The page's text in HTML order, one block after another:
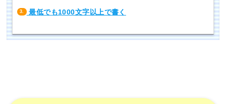
3. 最低でも1000文字以上で書く